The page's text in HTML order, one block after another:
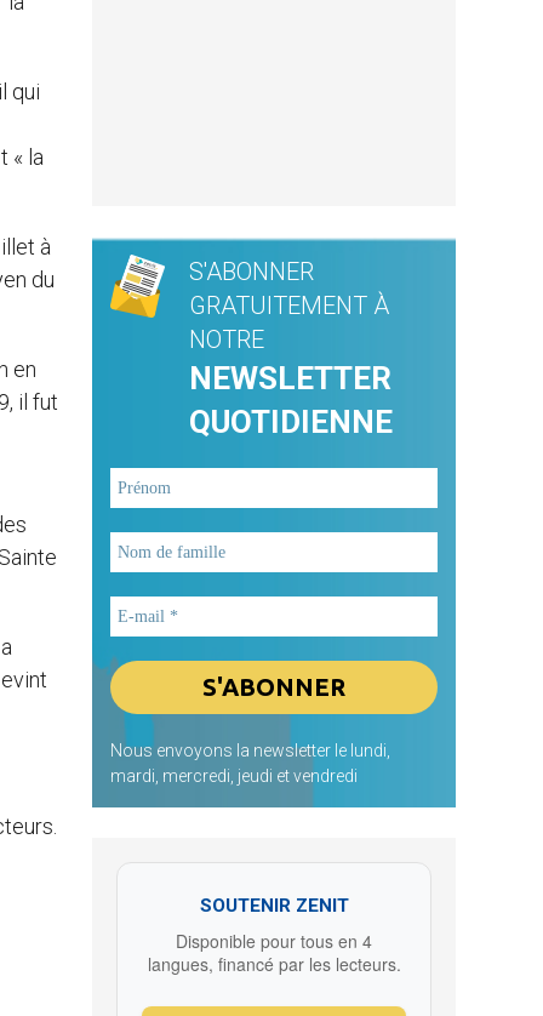
qui
« la
à
du
en
il fut
S'ABONNER
GRATUITEMENT À
NOTRE
NEWSLETTER
QUOTIDIENNE
Nous envoyons la newsletter le lundi,
mardi, mercredi, jeudi et vendredi
SOUTENIR ZENIT
Disponible pour tous en 4
langues, financé par les lecteurs.